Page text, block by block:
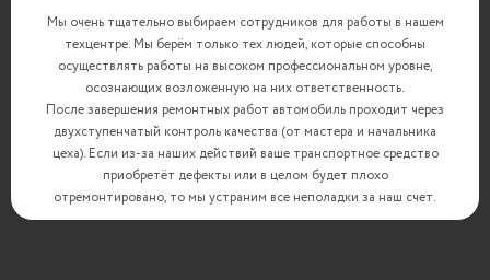
Мы очень тщательно выбираем сотрудников для работы в нашем
техцентре. Мы берём только тех людей, которые способны
осуществлять работы на высоком профессиональном уровне,
осознающих возложенную на них ответственность.
После завершения ремонтных работ автомобиль проходит через
двухступенчатый контроль качества (от мастера и начальника
цеха). Если из-за наших действий ваше транспортное средство
приобретёт дефекты или в целом будет плохо
отремонтировано, то мы устраним все неполадки за наш счет.